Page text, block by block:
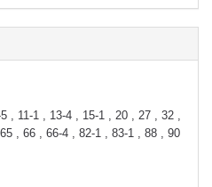
, 11-1 , 13-4 , 15-1 , 20 , 27 , 32 ,
, 66 , 66-4 , 82-1 , 83-1 , 88 , 90